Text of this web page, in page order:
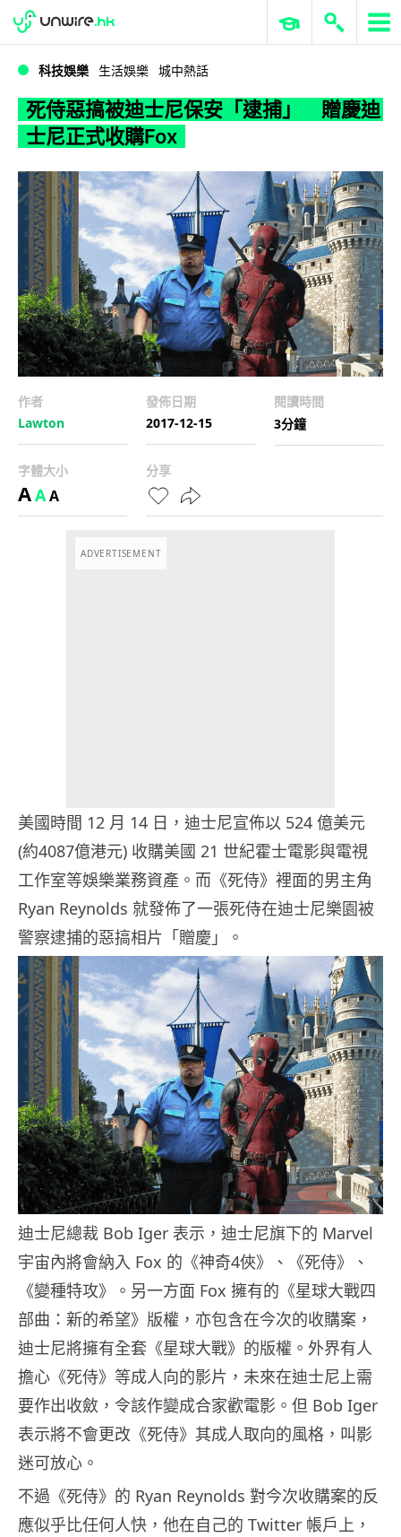
WWDC 2026 ERP 與商業 AI
科技娛樂 生活娛樂 城中熱話
死侍惡搞被迪士尼保安「逮捕」 贈慶迪
士尼正式收購Fox
作者
Lawton
發佈日期
2017-12-15
閱讀時間
3分鐘
字體大小
AAA
分享
ADVERTISEMENT
美國時間 12 月 14 日，迪士尼宣佈以 524 億美元
(約4087億港元) 收購美國 21 世紀霍士電影與電視
工作室等娛樂業務資產。而《死侍》裡面的男主角
Ryan Reynolds 就發佈了一張死侍在迪士尼樂園被
警察逮捕的惡搞相片「贈慶」。
迪士尼總裁 Bob Iger 表示，迪士尼旗下的 Marvel
宇宙內將會納入 Fox 的《神奇4俠》、《死侍》、
《變種特攻》。另一方面 Fox 擁有的《星球大戰四
部曲：新的希望》版權，亦包含在今次的收購案，
迪士尼將擁有全套《星球大戰》的版權。外界有人
擔心《死侍》等成人向的影片，未來在迪士尼上需
要作出收斂，令該作變成合家歡電影。但 Bob Iger
表示將不會更改《死侍》其成人取向的風格，叫影
迷可放心。
不過《死侍》的 Ryan Reynolds 對今次收購案的反
應似乎比任何人快，他在自己的 Twitter 帳戶上，